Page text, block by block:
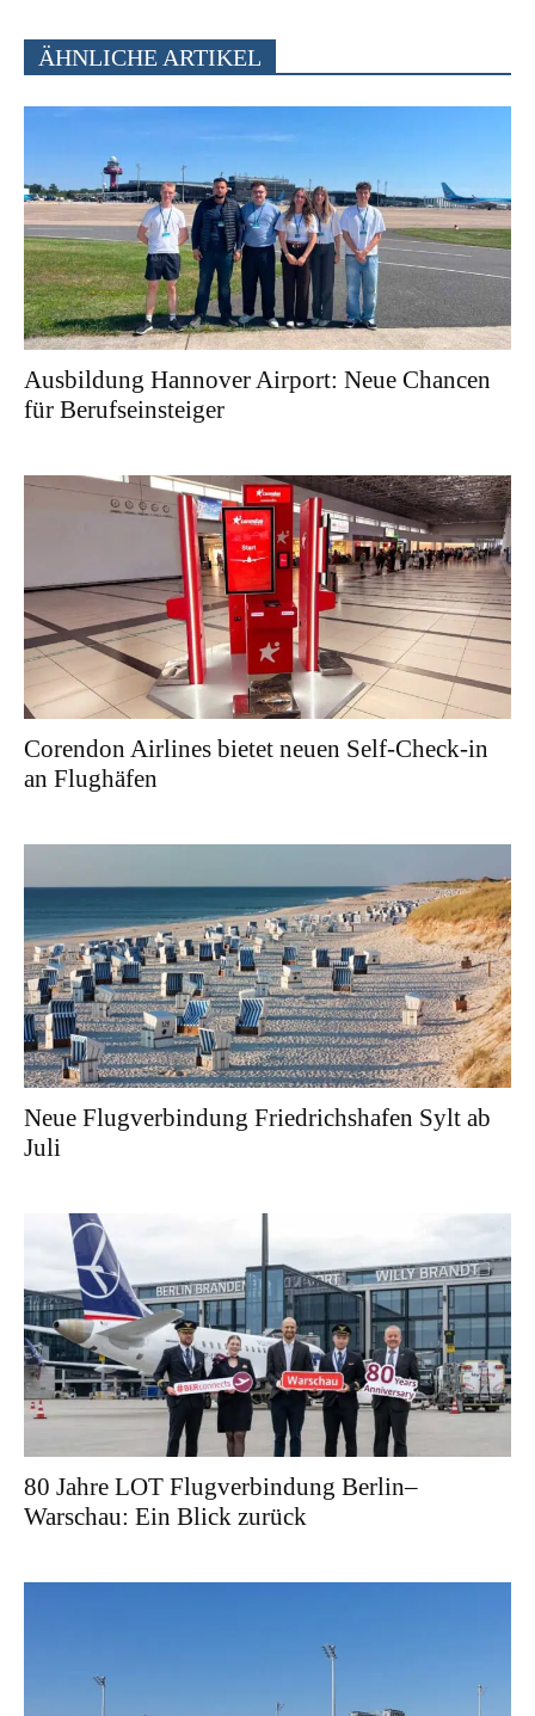
ÄHNLICHE ARTIKEL
Ausbildung Hannover Airport: Neue Chancen
für Berufseinsteiger
Corendon Airlines bietet neuen Self-Check-in
an Flughäfen
Neue Flugverbindung Friedrichshafen Sylt ab
Juli
80 Jahre LOT Flugverbindung Berlin–
Warschau: Ein Blick zurück